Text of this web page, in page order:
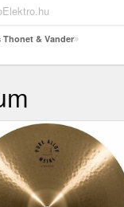
Thonet & Vander